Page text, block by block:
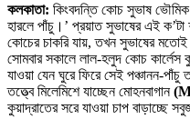
কলকাতা: কিংবদন্তি কোচ সুভাষ
হারলে পাঁচু।’ প্রয়াত সুভাষের এই
কোচের চাকরি যায়, তখন সুভাষের
সোমবার সকালে লাল-হলুদ কোচ কার্লেস
যাওয়া যেন ঘুরে ফিরে সেই পঞ্চানন-
তত্ত্বে মিলেমিশে যাচ্ছেন মোহনবাগান
কুয়াদ্রাতের সরে যাওয়া চাপ বাড়াচ্ছে